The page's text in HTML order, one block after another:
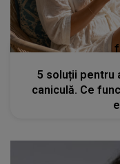
5 soluții pentru
caniculă. Ce